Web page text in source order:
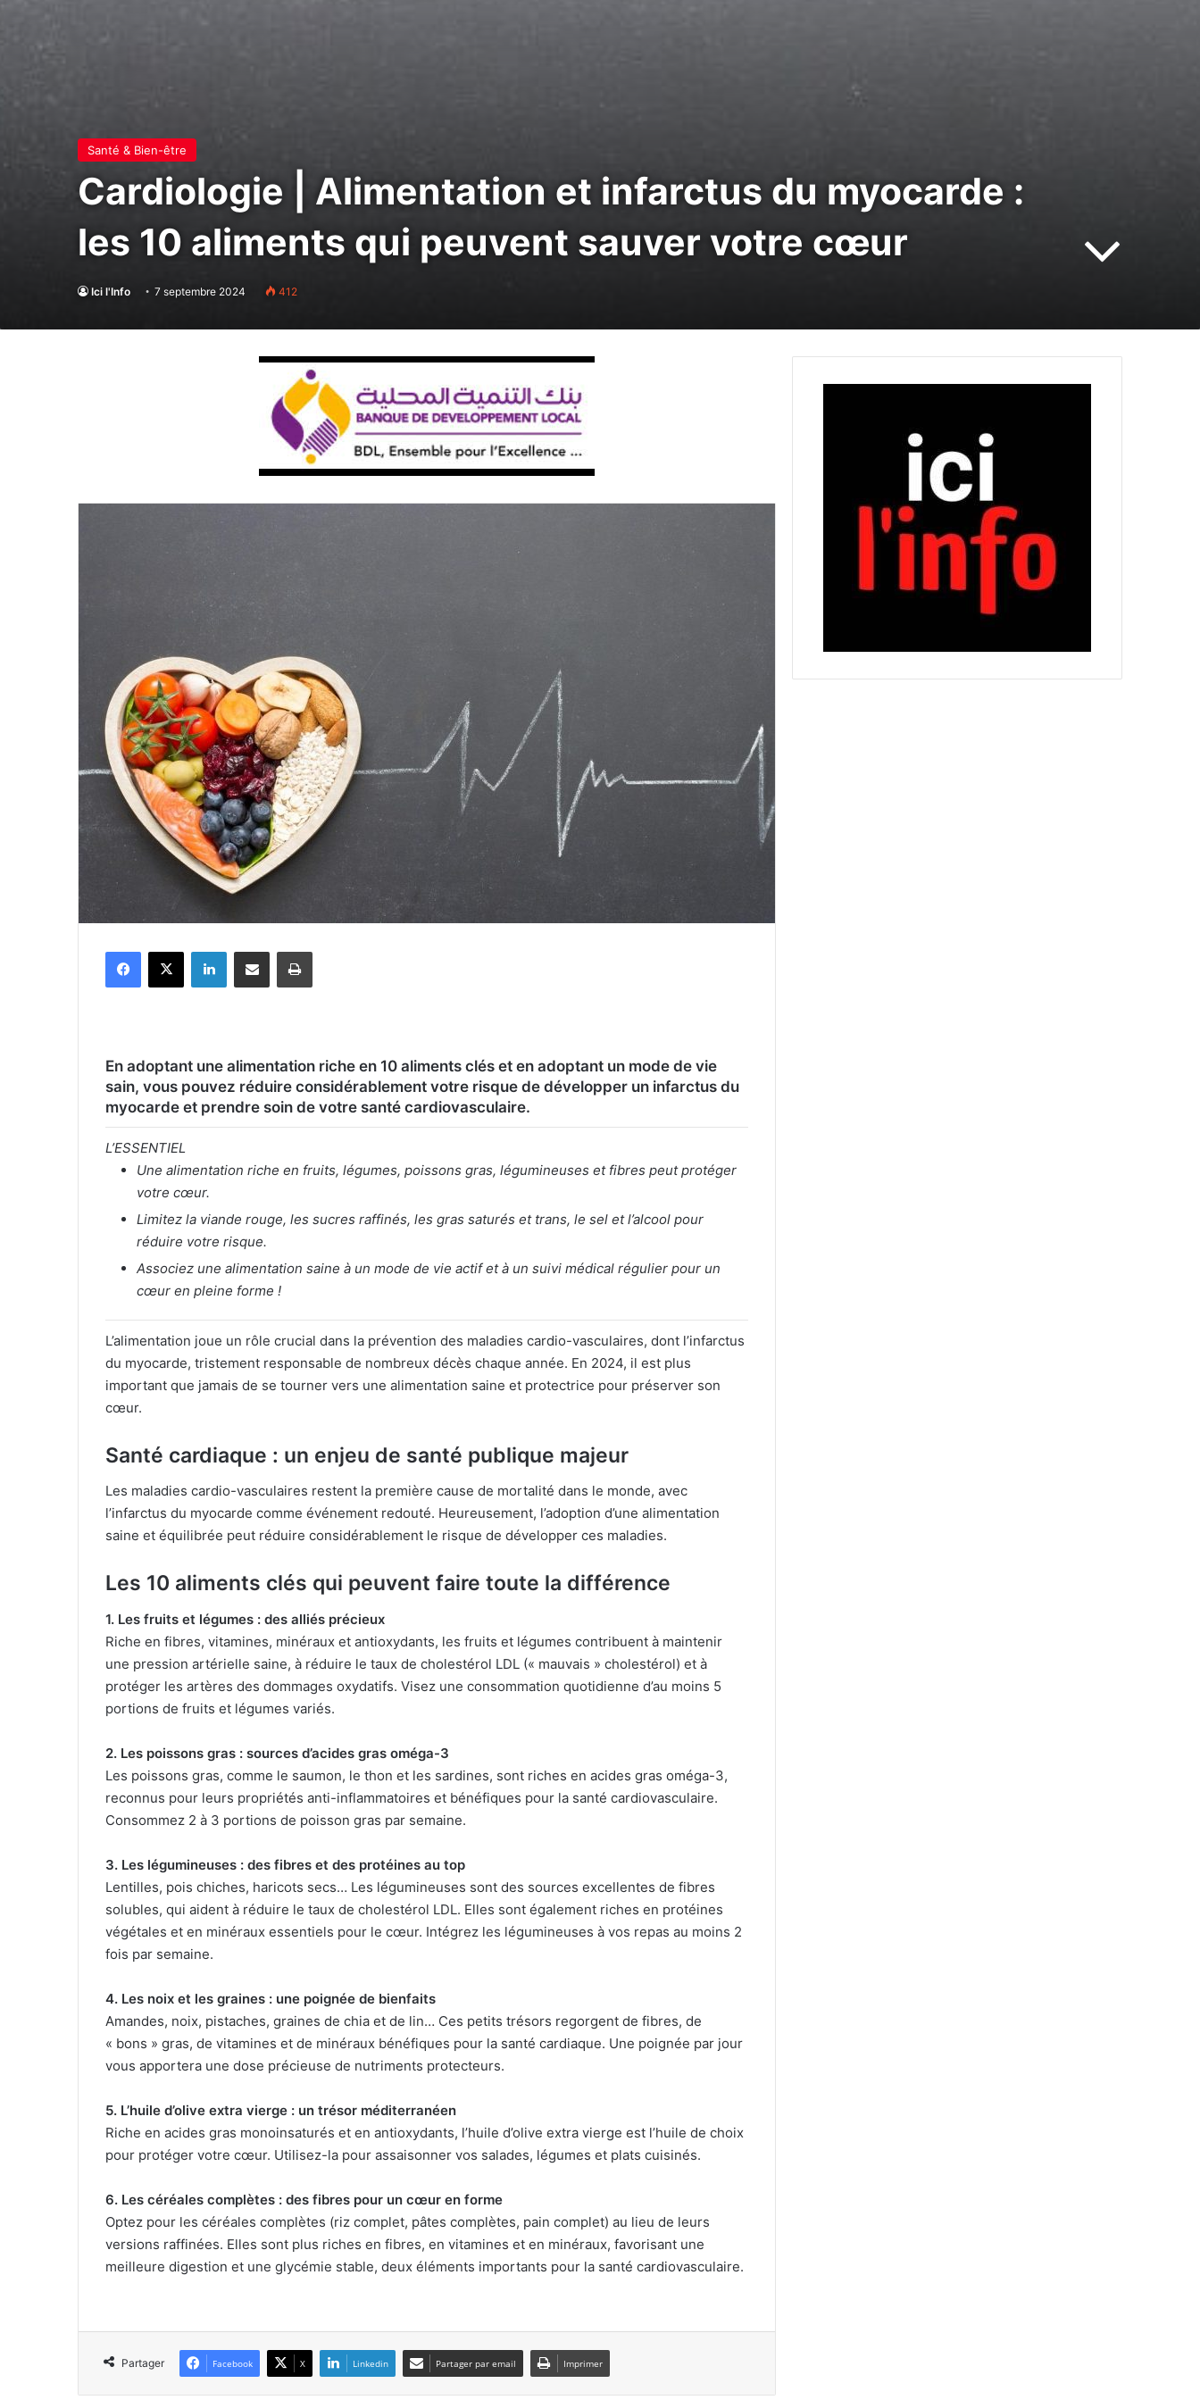
Santé & Bien-être
Cardiologie | Alimentation et infarctus du myocarde :
les 10 aliments qui peuvent sauver votre cœur
Ici l'Info 7 septembre 2024 412
En adoptant une alimentation riche en 10 aliments clés et en adoptant un mode de vie
sain, vous pouvez réduire considérablement votre risque de développer un infarctus du
myocarde et prendre soin de votre santé cardiovasculaire.
L’ESSENTIEL
Une alimentation riche en fruits, légumes, poissons gras, légumineuses et fibres peut protéger
votre cœur.
Limitez la viande rouge, les sucres raffinés, les gras saturés et trans, le sel et l’alcool pour
réduire votre risque.
Associez une alimentation saine à un mode de vie actif et à un suivi médical régulier pour un
cœur en pleine forme !
L’alimentation joue un rôle crucial dans la prévention des maladies cardio-vasculaires, dont l’infarctus
du myocarde, tristement responsable de nombreux décès chaque année. En 2024, il est plus
important que jamais de se tourner vers une alimentation saine et protectrice pour préserver son
cœur.
Santé cardiaque : un enjeu de santé publique majeur
Les maladies cardio-vasculaires restent la première cause de mortalité dans le monde, avec
l’infarctus du myocarde comme événement redouté. Heureusement, l’adoption d’une alimentation
saine et équilibrée peut réduire considérablement le risque de développer ces maladies.
Les 10 aliments clés qui peuvent faire toute la différence
1. Les fruits et légumes : des alliés précieux
Riche en fibres, vitamines, minéraux et antioxydants, les fruits et légumes contribuent à maintenir
une pression artérielle saine, à réduire le taux de cholestérol LDL (« mauvais » cholestérol) et à
protéger les artères des dommages oxydatifs. Visez une consommation quotidienne d’au moins 5
portions de fruits et légumes variés.
2. Les poissons gras : sources d’acides gras oméga-3
Les poissons gras, comme le saumon, le thon et les sardines, sont riches en acides gras oméga-3,
reconnus pour leurs propriétés anti-inflammatoires et bénéfiques pour la santé cardiovasculaire.
Consommez 2 à 3 portions de poisson gras par semaine.
3. Les légumineuses : des fibres et des protéines au top
Lentilles, pois chiches, haricots secs… Les légumineuses sont des sources excellentes de fibres
solubles, qui aident à réduire le taux de cholestérol LDL. Elles sont également riches en protéines
végétales et en minéraux essentiels pour le cœur. Intégrez les légumineuses à vos repas au moins 2
fois par semaine.
4. Les noix et les graines : une poignée de bienfaits
Amandes, noix, pistaches, graines de chia et de lin… Ces petits trésors regorgent de fibres, de
« bons » gras, de vitamines et de minéraux bénéfiques pour la santé cardiaque. Une poignée par jour
vous apportera une dose précieuse de nutriments protecteurs.
5. L’huile d’olive extra vierge : un trésor méditerranéen
Riche en acides gras monoinsaturés et en antioxydants, l’huile d’olive extra vierge est l’huile de choix
pour protéger votre cœur. Utilisez-la pour assaisonner vos salades, légumes et plats cuisinés.
6. Les céréales complètes : des fibres pour un cœur en forme
Optez pour les céréales complètes (riz complet, pâtes complètes, pain complet) au lieu de leurs
versions raffinées. Elles sont plus riches en fibres, en vitamines et en minéraux, favorisant une
meilleure digestion et une glycémie stable, deux éléments importants pour la santé cardiovasculaire.
Partager Facebook X Linkedin Partager par email Imprimer
Grossesse : ces polluants pourraient
influencer le poids des enfants
Insuffisance cardiaque : comment
mieux la prévenir
climatique